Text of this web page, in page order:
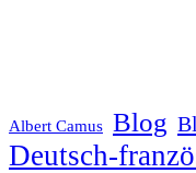
Albert Camus Blog
Deutsch-